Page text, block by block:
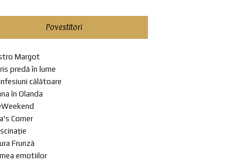
Povestitori
Margot
predă în lume
călătoare
în Olanda
Corner
Frunză
emotiilor